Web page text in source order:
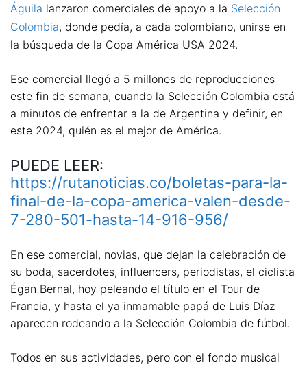
Águila lanzaron comerciales de apoyo a la Selección
Colombia, donde pedía, a cada colombiano, unirse en
la búsqueda de la Copa América USA 2024.
Ese comercial llegó a 5 millones de reproducciones
este fin de semana, cuando la Selección Colombia está
a minutos de enfrentar a la de Argentina y definir, en
este 2024, quién es el mejor de América.
PUEDE LEER:
https://rutanoticias.co/boletas-para-la-
final-de-la-copa-america-valen-desde-
7-280-501-hasta-14-916-956/
En ese comercial, novias, que dejan la celebración de
su boda, sacerdotes, influencers, periodistas, el ciclista
Égan Bernal, hoy peleando el título en el Tour de
Francia, y hasta el ya inmamable papá de Luis Díaz
aparecen rodeando a la Selección Colombia de fútbol.
Todos en sus actividades, pero con el fondo musical